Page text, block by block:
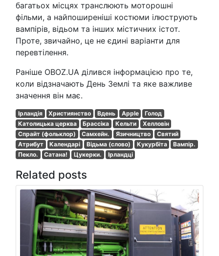
багатьох місцях транслюють моторошні
фільми, а найпоширеніші костюми ілюструють
вампірів, відьом та інших містичних істот.
Проте, звичайно, це не єдині варіанти для
перевтілення.
Раніше OBOZ.UA ділився інформацією про те,
коли відзначають День Землі та яке важливе
значення він має.
Ірландія Християнство Вдень Apple
Голод
Католицька церква
Брассіка Кельти
Хелловін
Спрайт (фольклор)
Самхейн. Язичництво
Святий
Атрибут
Календарі Відьма (слово) Кукурбіта
Вампір.
Пекло.
Сатана! Цукерки. Ірландці
Related posts